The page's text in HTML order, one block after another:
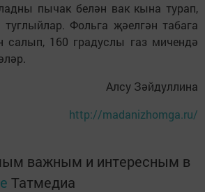
пычак белән вак кына турап,
Фольга җәелгән табага
салып, 160 градуслы газ мичендә
Алсу Зәйдуллина
http://madanizhomga.ru/
важным и интересным в
Татмедиа